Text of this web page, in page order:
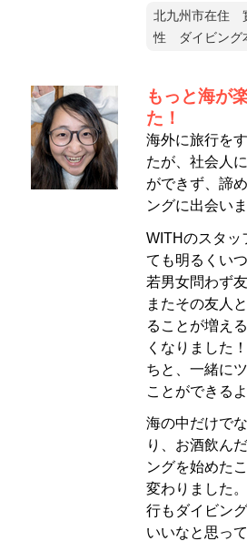
北九州市在住
性 ダイビング
もっと海が
た！
海外に旅行を
たが、社会人
ができず、諦
ングに出会いま
WITHのスタッ
ても明るくい
若男女問わず
またその友人
ることが増え
くなりました
ちと、一緒に
ことができる
海の中だけで
り、お酒飲ん
ングを始めた
変わりました
行もダイビン
いいなと思って